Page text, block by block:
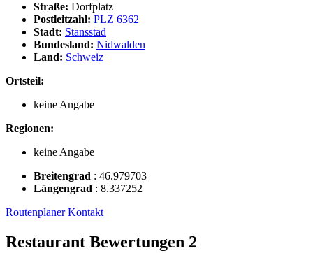
Straße: Dorfplatz
Postleitzahl: PLZ 6362
Stadt: Stansstad
Bundesland: Nidwalden
Land: Schweiz
Ortsteil:
keine Angabe
Regionen:
keine Angabe
Breitengrad : 46.979703
Längengrad : 8.337252
RoutenplanerKontakt
Restaurant Bewertungen 2